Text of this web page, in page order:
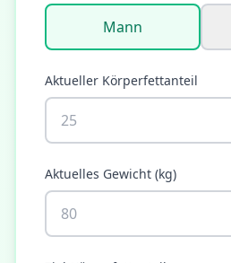
Mann
Aktueller Körperfettanteil
Aktuelles Gewicht (kg)